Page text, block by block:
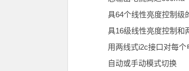
具64个线性亮度控制级
具16级线性亮度控制和
用两线式i2c接口对每个
自动或手动模式切换